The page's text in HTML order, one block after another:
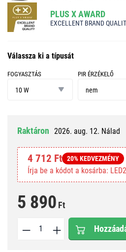
PLUS X AWARD
EXCELLENT BRAND
Válassza ki a típusát
FOGYASZTÁS
10 W
PIR ÉRZÉKELŐ
érzékelő
nem
Raktáron 2026. aug. 12. Nálad
4 712 Ft 20% KEDVEZMÉNY
Írja be a kódot a kosárba:
5 890 Ft